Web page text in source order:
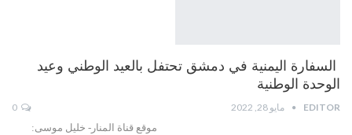
السفارة اليمنية في دمشق تحتفل بالعيد الوطني وعيد
الوحدة الوطنية
EDITOR مايو 28, 2022
موقع قناة المنار- خليل موسى: